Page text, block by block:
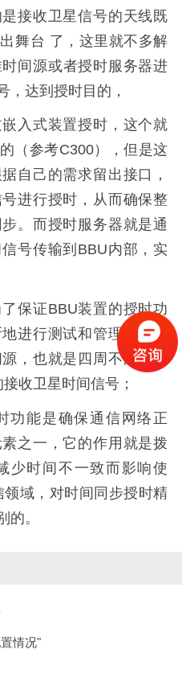
接收卫星信号的天线既
舞台 了，这里就不多解
间源或者授时服务器进
，达到授时目的，
入式装置授时，这个就
（参考C300），但是这
自己的需求留出接口，
进行授时，从而确保整
。而授时服务器就是通
号传输到BBU内部，实
保证BBU装置的授时功
进行测试和管理，这就
，也就是四周不能有大
收卫星时间信号；
功能是确保通信网络正
之一，它的作用就是拨
少时间不一致而影响使
域，对时间同步授时精
的。
情况"